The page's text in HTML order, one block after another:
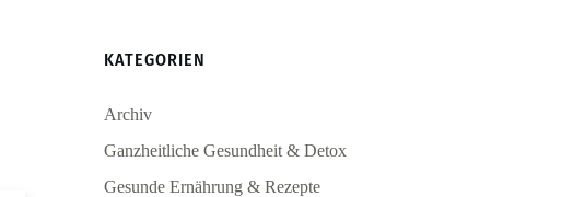
KATEGORIEN
Archiv
Ganzheitliche Gesundheit & Detox
Gesunde Ernährung & Rezepte